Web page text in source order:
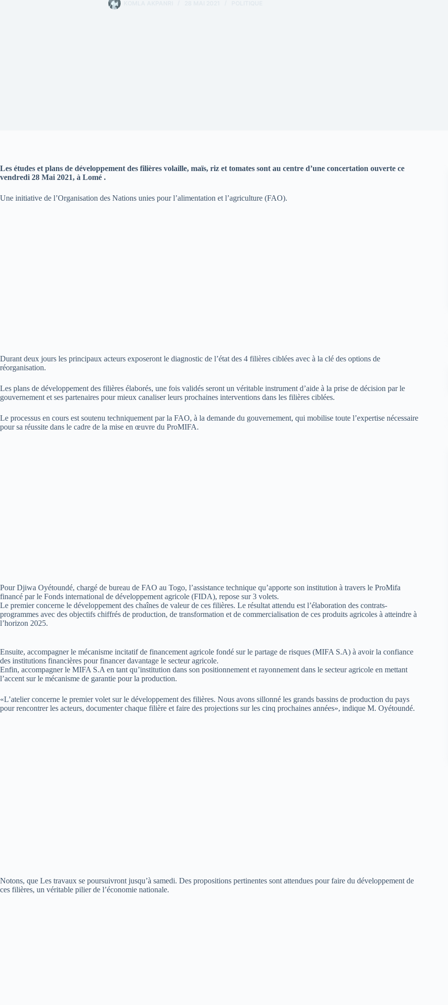
Les études et plans de développement des filières volaille, maïs, riz et tomates sont au centre d’une concertation ouverte ce
vendredi 28 Mai 2021, à Lomé .
Une initiative de l’Organisation des Nations unies pour l’alimentation et l’agriculture (FAO).
Durant deux jours les principaux acteurs exposeront le diagnostic de l’état des 4 filières ciblées avec à la clé des options de
réorganisation.
Les plans de développement des filières élaborés, une fois validés seront un véritable instrument d’aide à la prise de décision par le
gouvernement et ses partenaires pour mieux canaliser leurs prochaines interventions dans les filières ciblées.
Le processus en cours est soutenu techniquement par la FAO, à la demande du gouvernement, qui mobilise toute l’expertise nécessaire
pour sa réussite dans le cadre de la mise en œuvre du ProMIFA.
Pour Djiwa Oyétoundé, chargé de bureau de FAO au Togo, l’assistance technique qu’apporte son institution à travers le ProMifa
financé par le Fonds international de développement agricole (FIDA), repose sur 3 volets.
Le premier concerne le développement des chaînes de valeur de ces filières. Le résultat attendu est l’élaboration des contrats-
programmes avec des objectifs chiffrés de production, de transformation et de commercialisation de ces produits agricoles à atteindre à
l’horizon 2025.
Ensuite, accompagner le mécanisme incitatif de financement agricole fondé sur le partage de risques (MIFA S.A) à avoir la confiance
des institutions financières pour financer davantage le secteur agricole.
Enfin, accompagner le MIFA S.A en tant qu’institution dans son positionnement et rayonnement dans le secteur agricole en mettant
l’accent sur le mécanisme de garantie pour la production.
«L’atelier concerne le premier volet sur le développement des filières. Nous avons sillonné les grands bassins de production du pays
pour rencontrer les acteurs, documenter chaque filière et faire des projections sur les cinq prochaines années», indique M. Oyétoundé.
Notons, que Les travaux se poursuivront jusqu’à samedi. Des propositions pertinentes sont attendues pour faire du développement de
ces filières, un véritable pilier de l’économie nationale.